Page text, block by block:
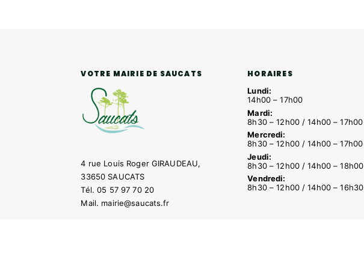
VOTRE MAIRIE DE SAUCATS
4 rue Louis Roger GIRAUDEAU,
33650 SAUCATS
Tél.05 57 97 70 20
Mail. mairie@saucats.fr
HORAIRES
Lundi:
14h00 – 17h00
Mardi:
8h30 – 12h00 / 14h00 – 17h00
Mercredi:
8h30 – 12h00 / 14h00 – 17h00
Jeudi:
8h30 – 12h00 / 14h00 – 18h00
Vendredi:
8h30 – 12h00 / 14h00 – 16h30